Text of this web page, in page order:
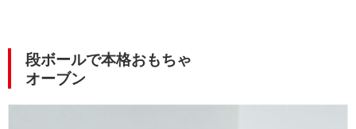
段ボールで本格おもちゃ
オーブン